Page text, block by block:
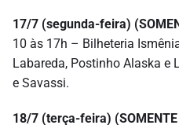
17/7 (segunda-feira)
10 às 17h – Bilheteria
Labareda, Postinho Alaska e
e Savassi.
18/7 (terça-feira)